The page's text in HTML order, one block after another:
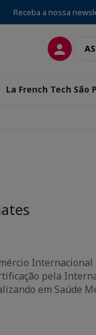
Receba a nossa
La French Tech São
Internacional
pela
em Saúde